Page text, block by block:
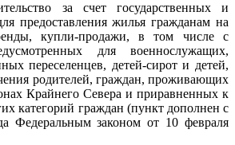
за счет государственных и
предоставления жилья гражданам на
купли-продажи, в том числе с
для военнослужащих,
переселенцев, детей-сирот и детей,
родителей, граждан, проживающих
Крайнего Севера и приравненных к
категорий граждан (пункт дополнен с
Федеральным законом от 10 февраля